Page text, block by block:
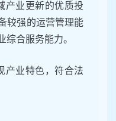
产业更新的优质投
较强的运营管理能
综合服务能力。
产业特色，符合法